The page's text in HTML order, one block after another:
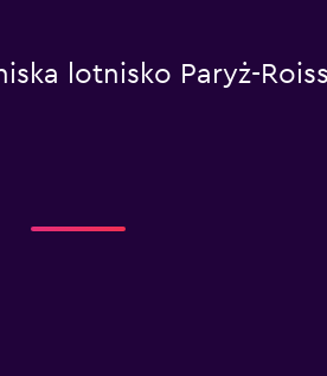
lotnisko Paryż-